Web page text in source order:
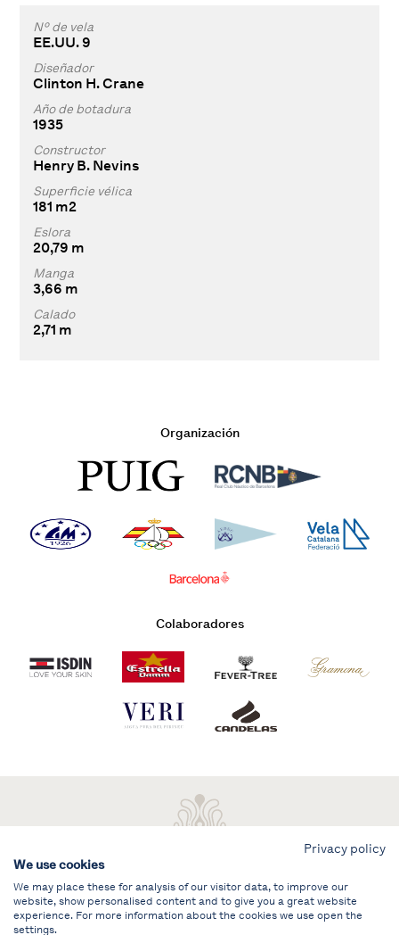
Nº de vela
EE.UU. 9
Diseñador
Clinton H. Crane
Año de botadura
1935
Constructor
Henry B. Nevins
Superficie vélica
181 m2
Eslora
20,79 m
Manga
3,66 m
Calado
2,71 m
Organización
Colaboradores
Privacy policy
We use cookies
We may place these for analysis of our visitor data, to improve our
website, show personalised content and to give you a great website
experience. For more information about the cookies we use open the
settings.